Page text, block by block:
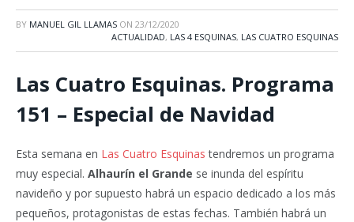
BY MANUEL GIL LLAMAS ON 23/12/2020
ACTUALIDAD, LAS 4 ESQUINAS, LAS CUATRO ESQUINAS
Las Cuatro Esquinas. Programa
151 – Especial de Navidad
Esta semana en Las Cuatro Esquinas tendremos un programa
muy especial. Alhaurín el Grande se inunda del espíritu
navideño y por supuesto habrá un espacio dedicado a los más
pequeños, protagonistas de estas fechas. También habrá un